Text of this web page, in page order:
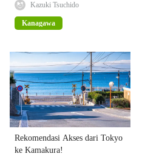
Kazuki Tsuchido
Kanagawa
Rekomendasi Akses dari Tokyo
ke Kamakura!